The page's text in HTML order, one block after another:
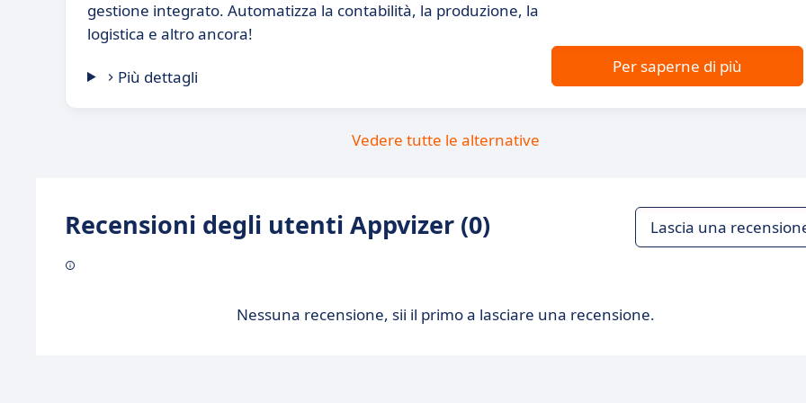
gestione integrato. Automatizza la contabilità, la produzione, la
logistica e altro ancora!
Più dettagli
Per saperne di più
Vedere tutte le alternative
Recensioni degli utenti Appvizer (0) Lascia una
Nessuna recensione, sii il primo a lasciare una recensione.